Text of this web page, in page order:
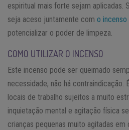
espiritual mais forte sejam aplicadas.
seja aceso juntamente com o
potencializar o poder de limpeza.
COMO UTILIZAR O INCENSO
Este incenso pode ser queimado
necessidade, não há contraindicação.
locais de trabalho sujeitos a muito
inquietação mental e agitação física
crianças pequenas muito agitadas em